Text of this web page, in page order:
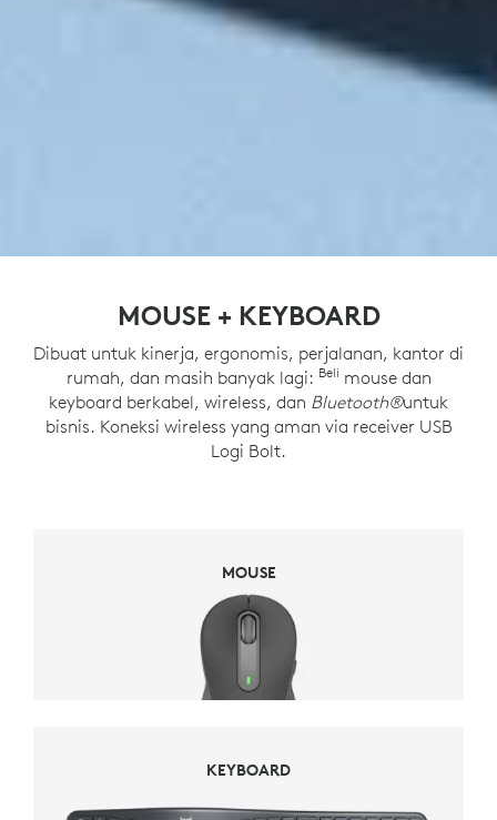
MOUSE + KEYBOARD
Dibuat untuk kinerja, ergonomis, perjalanan, kantor di
rumah, dan masih banyak lagi: Beli mouse dan
keyboard berkabel, wireless, dan Bluetooth®untuk
bisnis. Koneksi wireless yang aman via receiver USB
Logi Bolt.
MOUSE
MOUSE
KEYBOARD
KEYBOARD